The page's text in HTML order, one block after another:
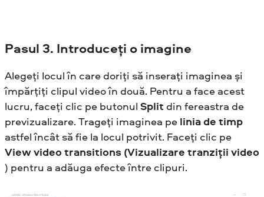
Pasul 3. Introduceți o imagine
Alegeți locul în care doriți să inserați imaginea și
împărțiți clipul video în două. Pentru a face acest
lucru, faceți clic pe butonul Split din fereastra de
previzualizare. Trageți imaginea pe linia de timp
astfel încât să fie la locul potrivit. Faceți clic pe
View video transitions (Vizualizare tranziții video
) pentru a adăuga efecte între clipuri.